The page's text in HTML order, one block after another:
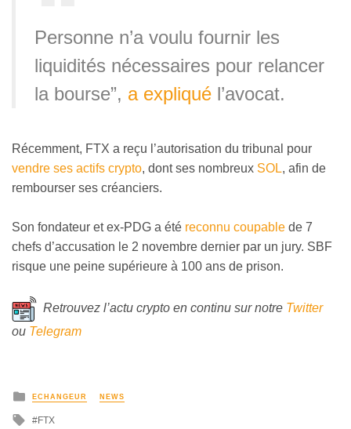
Personne n’a voulu fournir les
liquidités nécessaires pour relancer
la bourse”, a expliqué l’avocat.
Récemment, FTX a reçu l’autorisation du tribunal pour
vendre ses actifs crypto, dont ses nombreux SOL, afin de
rembourser ses créanciers.
Son fondateur et ex-PDG a été reconnu coupable de 7
chefs d’accusation le 2 novembre dernier par un jury. SBF
risque une peine supérieure à 100 ans de prison.
Retrouvez l’actu crypto en continu sur notre Twitter
ou Telegram
ECHANGEUR NEWS
FTX